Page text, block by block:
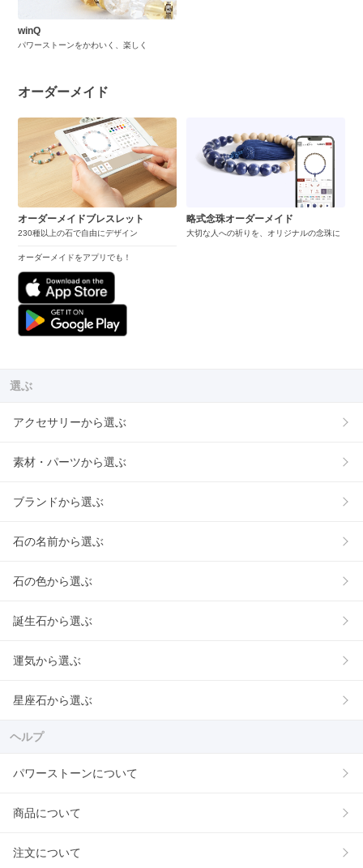
winQ
パワーストーンをかわいく、楽しく
オーダーメイド
オーダーメイドブレスレット
230種以上の石で自由にデザイン
オーダーメイドをアプリでも！
略式念珠オーダーメイド
大切な人への祈りを、オリジナルの念珠に
選ぶ
アクセサリーから選ぶ
素材・パーツから選ぶ
ブランドから選ぶ
石の名前から選ぶ
石の色から選ぶ
誕生石から選ぶ
運気から選ぶ
星座石から選ぶ
ヘルプ
パワーストーンについて
商品について
注文について